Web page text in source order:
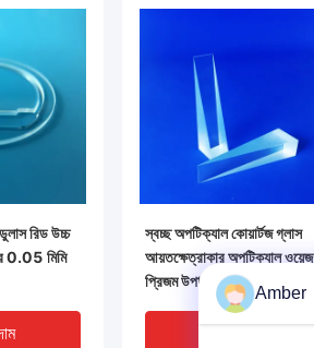
রিড উচ্চ
0.05 মিমি
স্বচ্ছ অপটিক্যাল কোয়ার্টজ গ্লাস
আয়তক্ষেত্রাকার অপটিক্যাল ওয়েজ
প্রিজম উপাদান
Amber